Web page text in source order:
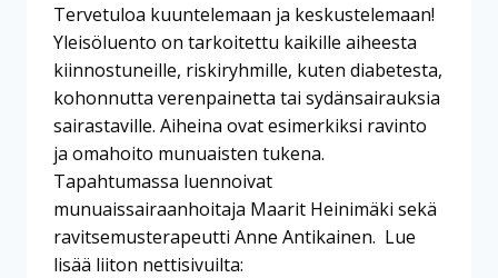
Tervetuloa kuuntelemaan ja keskustelemaan!
Yleisöluento on tarkoitettu kaikille aiheesta
kiinnostuneille, riskiryhmille, kuten diabetesta,
kohonnutta verenpainetta tai sydänsairauksia
sairastaville. Aiheina ovat esimerkiksi ravinto
ja omahoito munuaisten tukena.
Tapahtumassa luennoivat
munuaissairaanhoitaja Maarit Heinimäki sekä
ravitsemusterapeutti Anne Antikainen. Lue
lisää liiton nettisivuilta: